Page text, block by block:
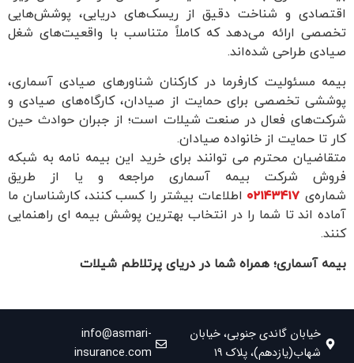
اقتصادی و شناخت دقیق از ریسک‌های دریایی، پوشش‌هایی
تخصصی ارائه می‌دهد که کاملاً متناسب با واقعیت‌های شغل
صیادی طراحی شده‌اند.
بیمه مسئولیت کارفرما در کارکنان شناورهای صیادی آسماری،
پوششی تخصصی برای حمایت از صیادان، کارگاه‌های صیادی و
شرکت‌های فعال در صنعت شیلات است؛ از جبران حوادث حین
کار تا حمایت از خانواده صیادان.
متقاضیان محترم می توانند برای خرید این بیمه نامه به شبکه
فروش شرکت بیمه آسماری مراجعه و یا از طریق
شماره‌ی ۰۲۱۴۳۴۱۷ اطلاعات بیشتر را کسب کنند، کارشناسان ما
آماده اند تا شما را در انتخاب بهترین پوشش بیمه ای راهنمایی
کنند.
بیمه آسماری؛ همراه شما در دریای پرتلاطم شیلات
خیابان گاندی جنوبی، خیابان
شهاب(یازدهم)، پلاک ۱۹
info@asmari-
insurance.com